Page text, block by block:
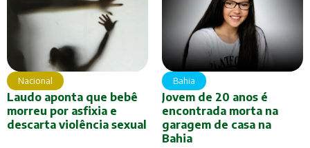
Nacional
Laudo aponta que bebê
morreu por asfixia e
descarta violência sexual
Bahia
Jovem de 20 anos é
encontrada morta na
garagem de casa na
Bahia